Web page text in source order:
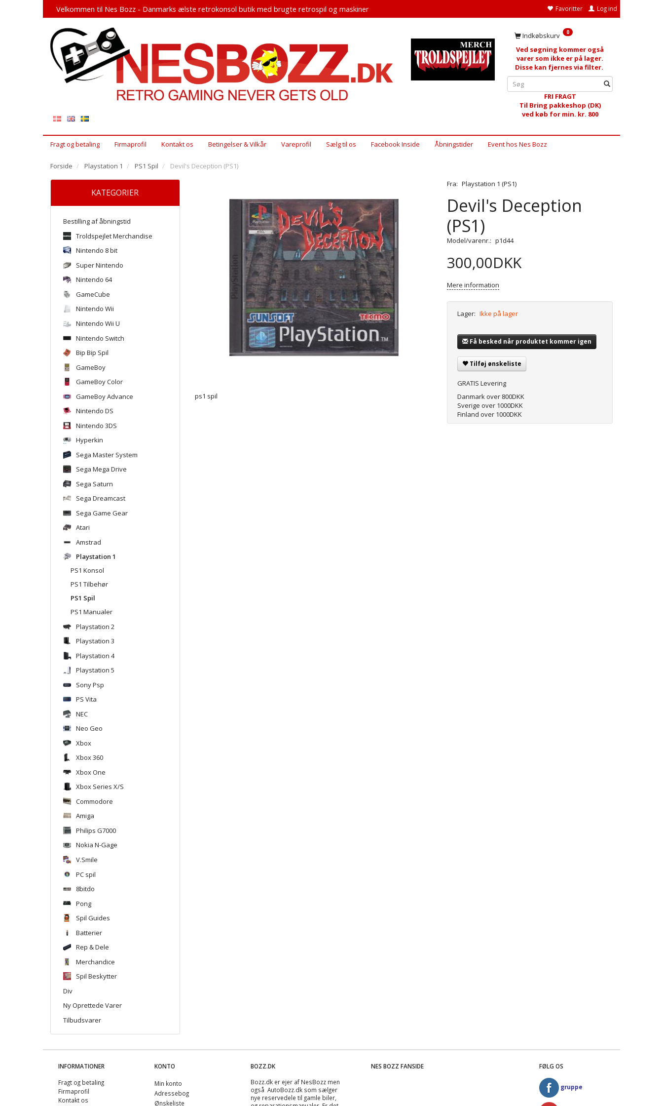
Favoritter Log ind
Velkommen til Nes Bozz - Danmarks ælste retrokonsol butik med brugte retrospil og maskiner
Indkøbskurv 0
Ved søgning kommer også
varer som ikke er på lager.
Disse kan fjernes via filter.
FRI FRAGT
Til Bring pakkeshop (DK)
ved køb for min. kr. 800
Fragt og betaling Firmaprofil Kontakt os Betingelser & Vilkår Vareprofil Sælg til os Facebook Inside Åbningstider Event hos Nes Bozz
Forside Playstation 1 PS1 Spil Devil's Deception (PS1)
KATEGORIER
Bestilling af åbningstid
Troldspejlet Merchandise
Nintendo 8 bit
Super Nintendo
Nintendo 64
GameCube
Nintendo Wii
Nintendo Wii U
Nintendo Switch
Bip Bip Spil
GameBoy
GameBoy Color
GameBoy Advance
Nintendo DS
Nintendo 3DS
Hyperkin
Sega Master System
Sega Mega Drive
Sega Saturn
Sega Dreamcast
Sega Game Gear
Atari
Amstrad
Playstation 1
PS1 Konsol
PS1 Tilbehør
PS1 Spil
PS1 Manualer
Playstation 2
Playstation 3
Playstation 4
Playstation 5
Sony Psp
PS Vita
NEC
Neo Geo
Xbox
Xbox 360
Xbox One
Xbox Series X/S
Commodore
Amiga
Philips G7000
Nokia N-Gage
V.Smile
PC spil
8bitdo
Pong
Spil Guides
Batterier
Rep & Dele
Merchandice
Spil Beskytter
Div
Ny Oprettede Varer
Tilbudsvarer
ps1 spil
Fra: Playstation 1 (PS1)
Devil's Deception
(PS1)
Model/varenr.: p1d44
300,00DKK
Mere information
Lager: Ikke på lager
Få besked når produktet kommer igen
Tilføj ønskeliste
GRATIS Levering
Danmark over 800DKK
Sverige over 1000DKK
Finland over 1000DKK
INFORMATIONER
Fragt og betaling
Firmaprofil
Kontakt os
KONTO
Min konto
Adressebog
Ønskeliste
BOZZ.DK
Bozz.dk er ejer af NesBozz men
også AutoBozz.dk som sælger
nye reservedele til gamle biler,
NES BOZZ FANSIDE FØLG OS
gruppe